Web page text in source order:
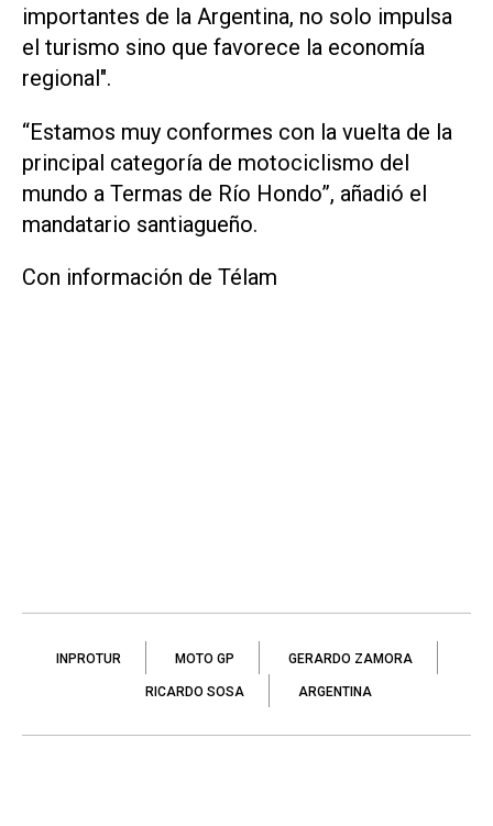
importantes de la Argentina, no solo impulsa
el turismo sino que favorece la economía
regional".
“Estamos muy conformes con la vuelta de la
principal categoría de motociclismo del
mundo a Termas de Río Hondo”, añadió el
mandatario santiagueño.
Con información de Télam
INPROTUR MOTO GP GERARDO ZAMORA
RICARDO SOSA ARGENTINA